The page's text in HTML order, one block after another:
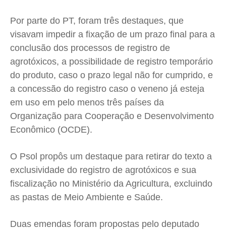
Por parte do PT, foram três destaques, que
visavam impedir a fixação de um prazo final para a
conclusão dos processos de registro de
agrotóxicos, a possibilidade de registro temporário
do produto, caso o prazo legal não for cumprido, e
a concessão do registro caso o veneno já esteja
em uso em pelo menos três países da
Organização para Cooperação e Desenvolvimento
Econômico (OCDE).
O Psol propôs um destaque para retirar do texto a
exclusividade do registro de agrotóxicos e sua
fiscalização no Ministério da Agricultura, excluindo
as pastas de Meio Ambiente e Saúde.
Duas emendas foram propostas pelo deputado